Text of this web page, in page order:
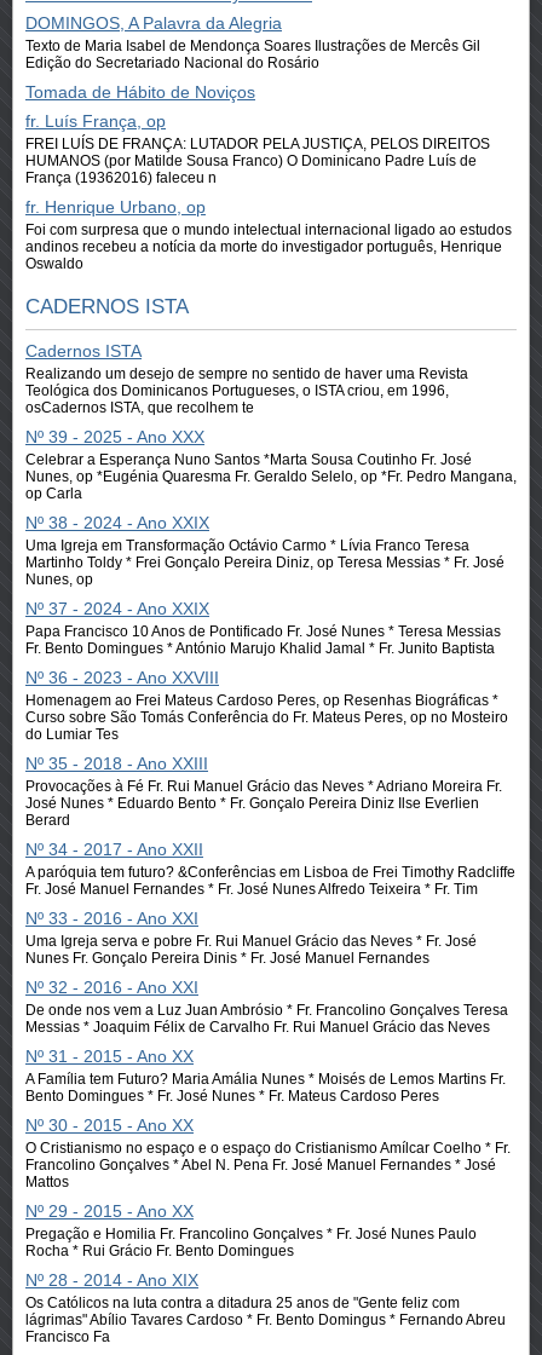
DOMINGOS, A Palavra da Alegria
Texto de Maria Isabel de Mendonça Soares Ilustrações de Mercês Gil
Edição do Secretariado Nacional do Rosário
Tomada de Hábito de Noviços
fr. Luís França, op
FREI LUÍS DE FRANÇA: LUTADOR PELA JUSTIÇA, PELOS DIREITOS
HUMANOS (por Matilde Sousa Franco) O Dominicano Padre Luís de
França (1936­2016) faleceu n
fr. Henrique Urbano, op
Foi com surpresa que o mundo intelectual internacional ligado ao estudos
andinos recebeu a notícia da morte do investigador português, Henrique
Oswaldo
CADERNOS ISTA
Cadernos ISTA
Realizando um desejo de sempre no sentido de haver uma Revista
Teológica dos Dominicanos Portugueses, o ISTA criou, em 1996,
osCadernos ISTA, que recolhem te
Nº 39 - 2025 - Ano XXX
Celebrar a Esperança Nuno Santos *Marta Sousa Coutinho Fr. José
Nunes, op *Eugénia Quaresma Fr. Geraldo Selelo, op *Fr. Pedro Mangana,
op Carla
Nº 38 - 2024 - Ano XXIX
Uma Igreja em Transformação Octávio Carmo * Lívia Franco Teresa
Martinho Toldy * Frei Gonçalo Pereira Diniz, op Teresa Messias * Fr. José
Nunes, op
Nº 37 - 2024 - Ano XXIX
Papa Francisco 10 Anos de Pontificado Fr. José Nunes * Teresa Messias
Fr. Bento Domingues * António Marujo Khalid Jamal * Fr. Junito Baptista
Nº 36 - 2023 - Ano XXVIII
Homenagem ao Frei Mateus Cardoso Peres, op Resenhas Biográficas *
Curso sobre São Tomás Conferência do Fr. Mateus Peres, op no Mosteiro
do Lumiar Tes
Nº 35 - 2018 - Ano XXIII
Provocações à Fé Fr. Rui Manuel Grácio das Neves * Adriano Moreira Fr.
José Nunes * Eduardo Bento * Fr. Gonçalo Pereira Diniz Ilse Everlien
Berard
Nº 34 - 2017 - Ano XXII
A paróquia tem futuro? &Conferências em Lisboa de Frei Timothy Radcliffe
Fr. José Manuel Fernandes * Fr. José Nunes Alfredo Teixeira * Fr. Tim
Nº 33 - 2016 - Ano XXI
Uma Igreja serva e pobre Fr. Rui Manuel Grácio das Neves * Fr. José
Nunes Fr. Gonçalo Pereira Dinis * Fr. José Manuel Fernandes
Nº 32 - 2016 - Ano XXI
De onde nos vem a Luz Juan Ambrósio * Fr. Francolino Gonçalves Teresa
Messias * Joaquim Félix de Carvalho Fr. Rui Manuel Grácio das Neves
Nº 31 - 2015 - Ano XX
A Família tem Futuro? Maria Amália Nunes * Moisés de Lemos Martins Fr.
Bento Domingues * Fr. José Nunes * Fr. Mateus Cardoso Peres
Nº 30 - 2015 - Ano XX
O Cristianismo no espaço e o espaço do Cristianismo Amílcar Coelho * Fr.
Francolino Gonçalves * Abel N. Pena Fr. José Manuel Fernandes * José
Mattos
Nº 29 - 2015 - Ano XX
Pregação e Homilia Fr. Francolino Gonçalves * Fr. José Nunes Paulo
Rocha * Rui Grácio Fr. Bento Domingues
Nº 28 - 2014 - Ano XIX
Os Católicos na luta contra a ditadura 25 anos de "Gente feliz com
lágrimas" Abílio Tavares Cardoso * Fr. Bento Domingus * Fernando Abreu
Francisco Fa